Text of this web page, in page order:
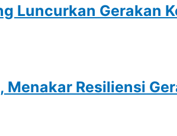
Luncurkan Gerakan
Resiliensi